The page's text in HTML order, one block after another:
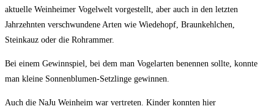
aktuelle Weinheimer Vogelwelt vorgestellt, aber auch in den letzten
Jahrzehnten verschwundene Arten wie Wiedehopf, Braunkehlchen,
Steinkauz oder die Rohrammer.
Bei einem Gewinnspiel, bei dem man Vogelarten benennen sollte, konnte
man kleine Sonnenblumen-Setzlinge gewinnen.
Auch die NaJu Weinheim war vertreten. Kinder konnten hier